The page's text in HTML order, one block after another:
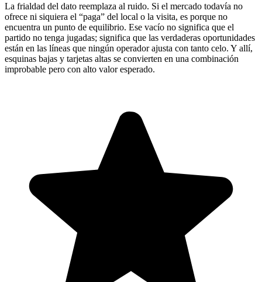
La frialdad del dato reemplaza al ruido. Si el mercado todavía no
ofrece ni siquiera el “paga” del local o la visita, es porque no
encuentra un punto de equilibrio. Ese vacío no significa que el
partido no tenga jugadas; significa que las verdaderas oportunidades
están en las líneas que ningún operador ajusta con tanto celo. Y allí,
esquinas bajas y tarjetas altas se convierten en una combinación
improbable pero con alto valor esperado.